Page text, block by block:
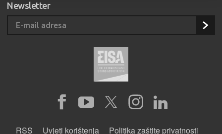
Newsletter
RSS Uvjeti korištenja Politika zaštite privatnosti